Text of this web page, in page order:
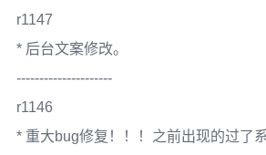
r1147
* 后台文案修改。
---------------------
r1146
* 重大bug修复！！！之前出现的过了